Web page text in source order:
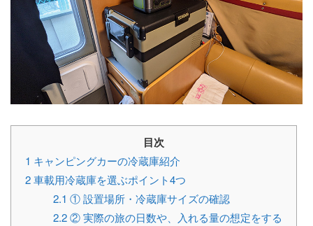
目次
1 キャンピングカーの冷蔵庫紹介
2車載用冷蔵庫を選ぶポイント4つ
2.1 ① 設置場所・冷蔵庫サイズの確認
2.2② 実際の旅の日数や、入れる量の想定をする